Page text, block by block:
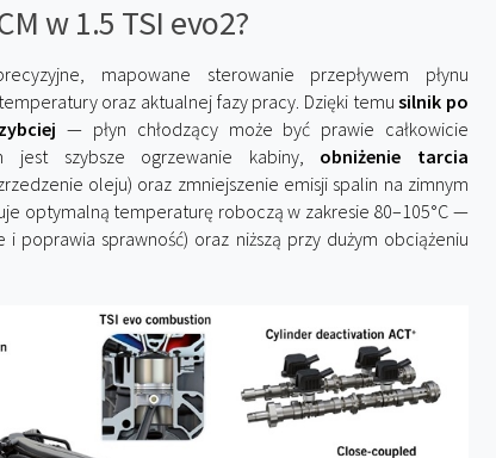
w 1.5 TSI evo2?
mapowane sterowanie przepływem płynu
oraz aktualnej fazy pracy. Dzięki temusilnik po
— płyn chłodzący może być prawie całkowicie
jest szybsze ogrzewanie kabiny, obniżenie tarcia
oleju) oraz zmniejszenie emisji spalin na zimnym
optymalną temperaturę roboczą w zakresie 80–105°C —
poprawia sprawność) oraz niższą przy dużym obciążeniu